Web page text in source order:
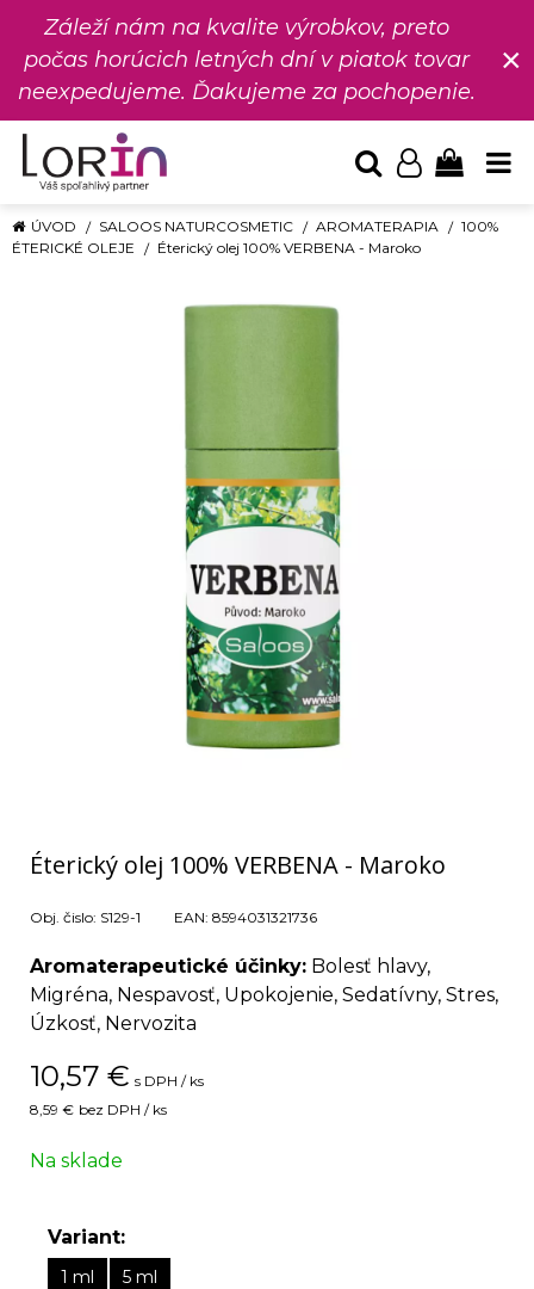
Záleží nám na kvalite výrobkov, preto
počas horúcich letných dní v piatok tovar
neexpedujeme. Ďakujeme za pochopenie.
×
ÚVOD SALOOS NATURCOSMETIC AROMATERAPIA
100%
ÉTERICKÉ OLEJE
Éterický olej 100% VERBENA - Maroko
Éterický olej 100% VERBENA - Maroko
Obj. čislo: S129-1 EAN: 8594031321736
Aromaterapeutické účinky: Bolesť hlavy,
Migréna, Nespavosť, Upokojenie, Sedatívny, Stres,
Úzkosť, Nervozita
10,57 € s DPH / ks
8,59 € bez DPH / ks
Na sklade
Variant:
1 ml 5 ml